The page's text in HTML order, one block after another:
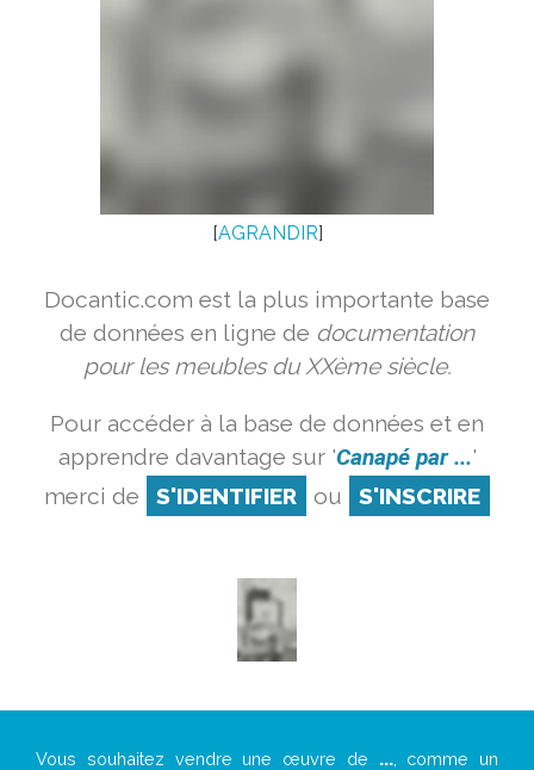
[AGRANDIR]
Docantic.com est la plus importante base
de données en ligne de documentation
pour les meubles du XXème siècle.
Pour accéder à la base de données et en
apprendre davantage sur 'Canapé par ...'
merci de
S'IDENTIFIER ou S'INSCRIRE
Vous souhaitez vendre une œuvre de ..., comme un